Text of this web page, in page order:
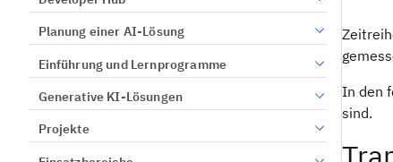
Planung einer AI-Lösung
Einführung und Lernprogramme
Generative KI-Lösungen
Projekte
In den
sind.